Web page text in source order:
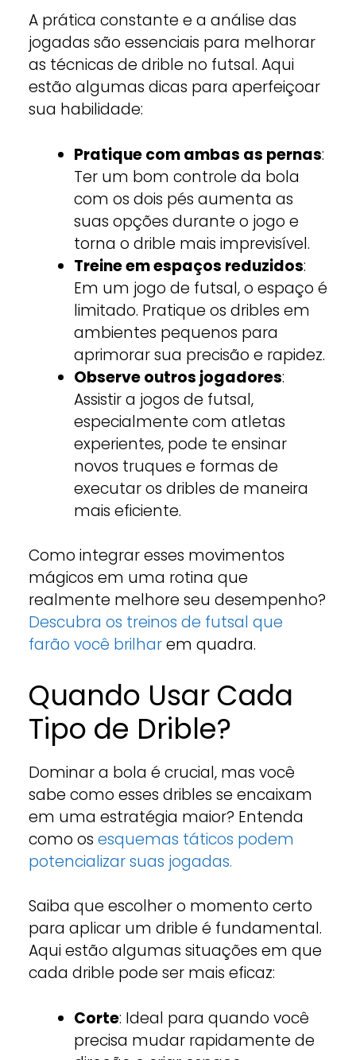
A prática constante e a análise das
jogadas são essenciais para melhorar
as técnicas de drible no futsal. Aqui
estão algumas dicas para aperfeiçoar
sua habilidade:
Pratique com ambas as pernas:
Ter um bom controle da bola
com os dois pés aumenta as
suas opções durante o jogo e
torna o drible mais imprevisível.
Treine em espaços reduzidos:
Em um jogo de futsal, o espaço é
limitado. Pratique os dribles em
ambientes pequenos para
aprimorar sua precisão e rapidez.
Observe outros jogadores:
Assistir a jogos de futsal,
especialmente com atletas
experientes, pode te ensinar
novos truques e formas de
executar os dribles de maneira
mais eficiente.
Como integrar esses movimentos
mágicos em uma rotina que
realmente melhore seu desempenho?
Descubra os treinos de futsal que
farão você brilharem quadra.
Quando Usar Cada
Tipo de Drible?
Dominar a bola é crucial, mas você
sabe como esses dribles se encaixam
em uma estratégia maior? Entenda
como os esquemas táticos podem
potencializar suas jogadas.
Saiba que escolher o momento certo
para aplicar um drible é fundamental.
Aqui estão algumas situações em que
cada drible pode ser mais eficaz:
Corte: Ideal para quando você
precisa mudar rapidamente de